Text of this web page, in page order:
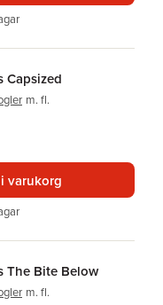
Capsized
m. fl.
varukorg
The Bite Below
m. fl.